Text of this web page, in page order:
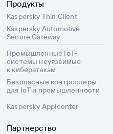
Продукты
Kaspersky Thin Client
Kaspersky Automotive
Secure Gateway
Промышленные IoT-
системы неуязвимые
к кибератакам
Безопасные контроллеры
для IoT и промышленности
Kaspersky Appicenter
Партнерство